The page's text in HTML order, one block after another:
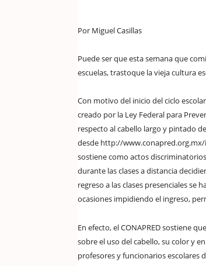
Por Miguel Casillas
Puede ser que esta semana que
escuelas, trastoque la vieja cultura
Con motivo del inicio del ciclo
creado por la Ley Federal para
respecto al cabello largo y pintado
desde http://
sostiene como actos
durante las clases a distancia
regreso a las clases presenciales se
ocasiones impidiendo el ingreso,
En efecto, el CONAPRED sostiene
sobre el uso del cabello, su color y
profesores y funcionarios escolares